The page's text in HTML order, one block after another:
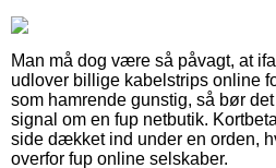
Man må dog være så påvagt, at
udlover billige kabelstrips online
som hamrende gunstig, så bør
signal om en fup netbutik.
side dækket ind under en orden,
overfor fup online selskaber.